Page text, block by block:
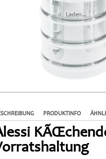
Laden...
PRODUKTINFO